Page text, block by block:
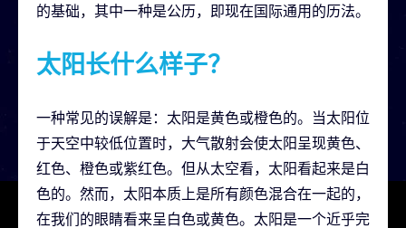
的基础，其中一种是公历，即现在国际通用的历法。
太阳长什么样子？
一种常见的误解是：太阳是黄色或橙色的。当太阳位
于天空中较低位置时，大气散射会使太阳呈现黄色、
红色、橙色或紫红色。但从太空看，太阳看起来是白
色的。然而，太阳本质上是所有颜色混合在一起的，
在我们的眼睛看来呈白色或黄色。太阳是一个近乎完